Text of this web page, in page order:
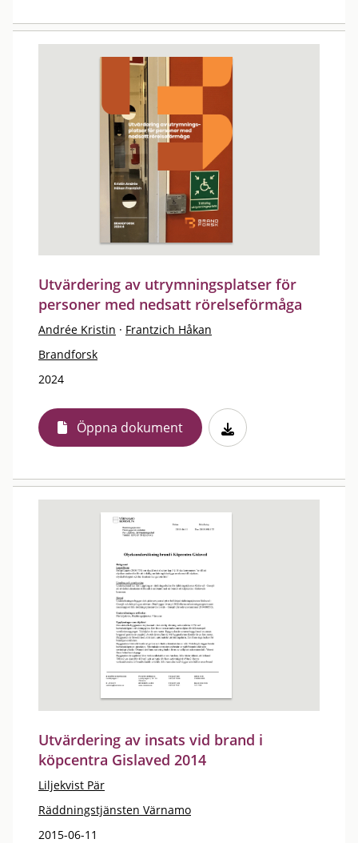
Utvärdering av utrymningsplatser för
personer med nedsatt rörelseförmåga
Andrée Kristin · Frantzich Håkan
Brandforsk
2024
Öppna dokument
Utvärdering av insats vid brand i
köpcentra Gislaved 2014
Liljekvist Pär
Räddningstjänsten Värnamo
2015-06-11